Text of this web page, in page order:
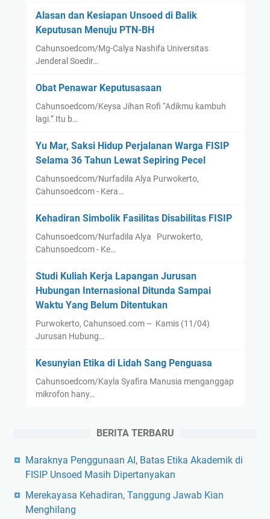
Alasan dan Kesiapan Unsoed di Balik
Keputusan Menuju PTN-BH
Cahunsoedcom/Mg-Calya Nashifa Universitas
Jenderal Soedir…
Obat Penawar Keputusasaan
Cahunsoedcom/Keysa Jihan Rofi “Adikmu kambuh
lagi.” Itu b…
Yu Mar, Saksi Hidup Perjalanan Warga FISIP
Selama 36 Tahun Lewat Sepiring Pecel
Cahunsoedcom/Nurfadila Alya Purwokerto,
Cahunsoedcom - Kera…
Kehadiran Simbolik Fasilitas Disabilitas FISIP
Cahunsoedcom/Nurfadila Alya Purwokerto,
Cahunsoedcom - Ke…
Studi Kuliah Kerja Lapangan Jurusan
Hubungan Internasional Ditunda Sampai
Waktu Yang Belum Ditentukan
Purwokerto, Cahunsoed.com – Kamis (11/04)
Jurusan Hubung…
Kesunyian Etika di Lidah Sang Penguasa
Cahunsoedcom/Kayla Syafira Manusia menganggap
mikrofon hany…
BERITA TERBARU
Maraknya Penggunaan AI, Batas Etika Akademik di
FISIP Unsoed Masih Dipertanyakan
Merekayasa Kehadiran, Tanggung Jawab Kian
Menghilang